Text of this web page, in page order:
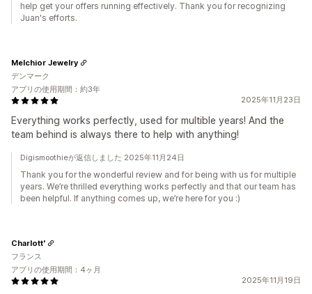
help get your offers running effectively. Thank you for recognizing
Juan's efforts.
2025年11月23日
Everything works perfectly, used for multible years! And the
team behind is always there to help with anything!
Melchior Jewelry
デンマーク
アプリの使用期間：約3年
Digismoothieが返信しました 2025年11月24日
Thank you for the wonderful review and for being with us for multiple
years. We’re thrilled everything works perfectly and that our team has
been helpful. If anything comes up, we’re here for you :)
2025年11月19日
Charlott'
フランス
アプリの使用期間：4ヶ月